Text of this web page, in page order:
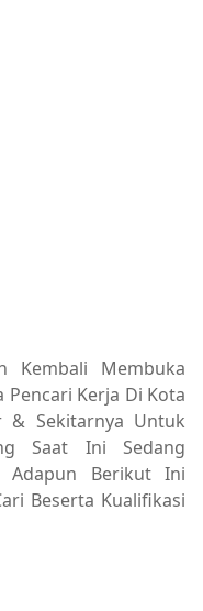
Kembali Membuka
Kerja Di Kota
& Sekitarnya Untuk
Saat Ini Sedang
Adapun Berikut Ini
Beserta Kualifikasi